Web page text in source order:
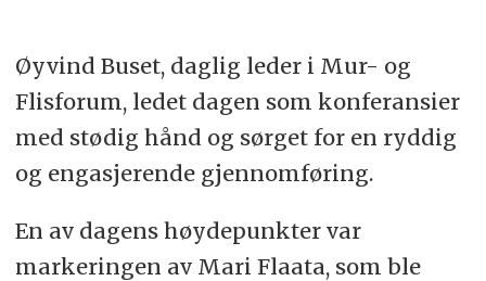
Øyvind Buset, daglig leder i Mur- og
Flisforum, ledet dagen som konferansier
med stødig hånd og sørget for en ryddig
og engasjerende gjennomføring.
En av dagens høydepunkter var
markeringen av Mari Flaata, som ble